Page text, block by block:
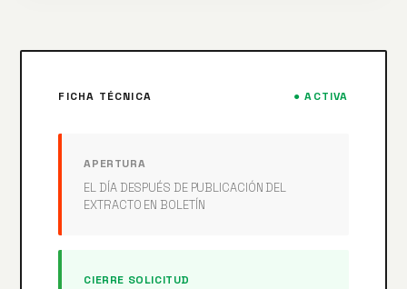
FICHA TÉCNICA ● ACTIVA
APERTURA
EL DÍA DESPUÉS DE PUBLICACIÓN DEL
EXTRACTO EN BOLETÍN
CIERRE SOLICITUD